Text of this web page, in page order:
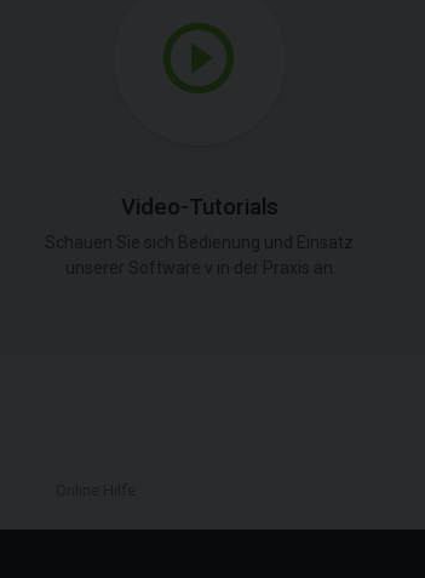
Video-Tutorials